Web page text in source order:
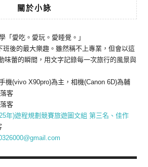
關於小詠
「愛吃。愛玩。愛睡覺。」
後的最大樂趣。雖然稱不上專業，但會以這
味蕾的瞬間，用文字記錄每一次旅行的風景與
機(vivo X90pro)為主，相機(Canon 6D)為輔
客
客
年)遊程規劃競賽旅遊圖文組 第三名、佳作